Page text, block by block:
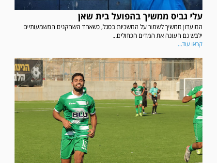
עלי גביס ממשיך בהפועל בית שאן
המועדון ממשיך לשמור על המשכיות בסגל, כשאחד השחקנים המשמעותיים
ילבש גם העונה את המדים הכחולים...
קראו עוד...